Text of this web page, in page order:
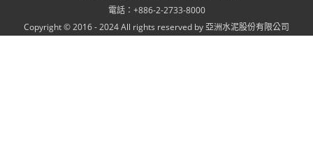
電話：+886-2-2733-8000
Copyright © 2016 - 2024 All rights reserved by 亞洲水泥股份有限公司